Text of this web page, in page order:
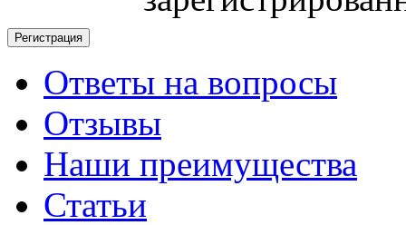
Ответы на вопросы
Отзывы
Наши преимущества
Статьи